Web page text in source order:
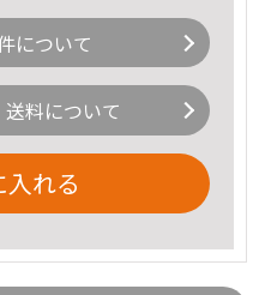
について
料について
れる